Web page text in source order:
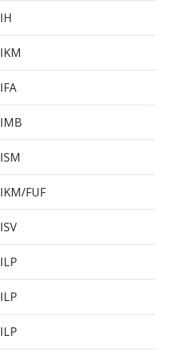
IH
IKM
IFA
IMB
ISM
IKM/FUF
ISV
ILP
ILP
ILP